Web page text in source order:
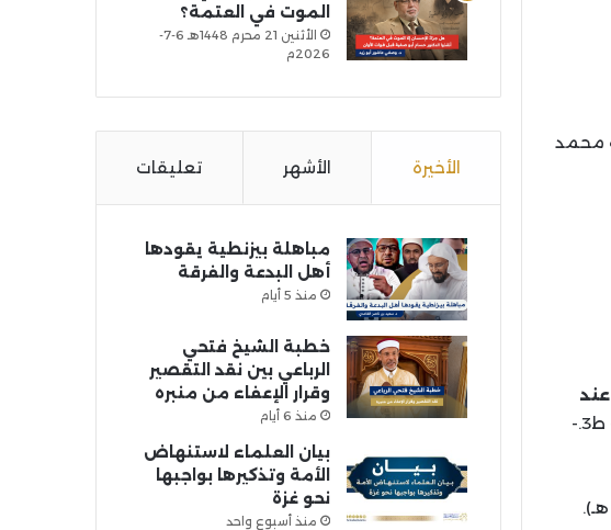
وعلق عليه محمد
/ أحمد بن عبدالحليم بن تيمية (ت 728 هـ)؛ اعتنى بها عبدالفتاح أبو غدة (ت 1417 هـ).- ط3.-
الموت في العتمة؟
الأثنين 21 محرم 1448هـ 6-7-
2026م
الأخيرة الأشهر تعليقات
مباهلة بيزنطية يقودها
أهل البدعة والفرقة
منذ 5 أيام
خطبة الشيخ فتحي
الرباعي بين نقد التقصير
وقرار الإعفاء من منبره
منذ 6 أيام
بيان العلماء لاستنهاض
الأمة وتذكيرها بواجبها
نحو غزة
منذ أسبوع واحد